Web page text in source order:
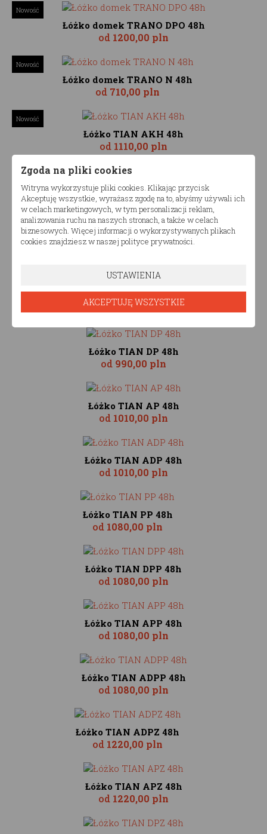
Nowość
Łóżko domek TRANO DPO 48h
od 1200,00 pln
Nowość
Łóżko domek TRANO N 48h
od 710,00 pln
Nowość
Łóżko TIAN AKH 48h
od 1110,00 pln
Łóżko TIAN 48h
od910,00 pln
Łóżko TIAN D 48h
Łóżko TIAN P 48h
od 990,00 pln
Łóżko TIAN DP 48h
od 990,00 pln
Łóżko TIAN AP 48h
od 1010,00 pln
Łóżko TIAN ADP 48h
od 1010,00 pln
Łóżko TIAN PP 48h
od 1080,00 pln
Łóżko TIAN DPP 48h
od 1080,00 pln
Łóżko TIAN APP 48h
od 1080,00 pln
Łóżko TIAN ADPP 48h
od 1080,00 pln
Łóżko TIAN ADPZ 48h
od 1220,00 pln
Łóżko TIAN APZ 48h
od 1220,00 pln
Zgoda na pliki cookies
Witryna wykorzystuje pliki cookies. Klikając przycisk
Akceptuję wszystkie, wyrażasz zgodę na to, abyśmy używali ich
w celach marketingowych, w tym personalizacji reklam,
analizowania ruchu na naszych stronach, a także w celach
biznesowych. Więcej informacji o wykorzystywanych plikach
cookies znajdziesz w naszej polityce prywatności.
USTAWIENIA
AKCEPTUJĘ WSZYSTKIE